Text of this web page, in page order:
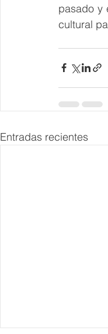
pasado y
cultural
Entradas recientes